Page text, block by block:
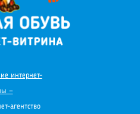
интернет-
—
агентство